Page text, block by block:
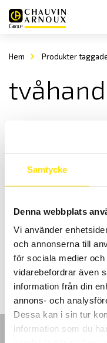
Samtycke
Denna webbplats
Vi använder
och annonserna till
för sociala medier
vidarebefordrar även
information från din
annons- och
Dessa kan i sin tur
information som du
Hem Produkter
2-
Praktiska
7,300.00 kr –